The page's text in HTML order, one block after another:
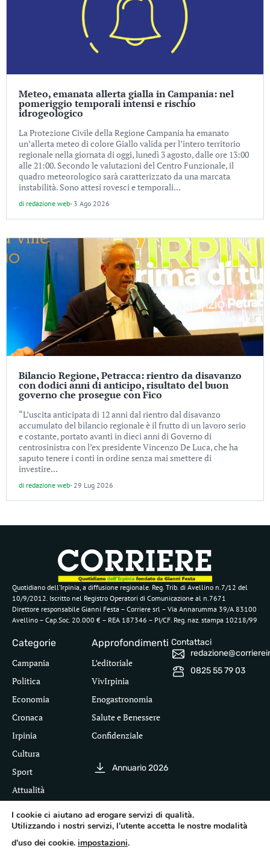
Meteo, emanata allerta gialla in Campania: nel
pomeriggio temporali intensi e rischio
idrogeologico
La Protezione Civile della Regione Campania ha emanato
un’allerta meteo di colore Giallo valida per l’intero territorio
regionale nella giornata di oggi, lunedì 3 agosto, dalle ore 13:00
alle 21:00. Secondo le valutazioni del Centro Funzionale, il
quadro meteorologico sarà caratterizzato da una marcata
instabilità. Sono attesi rovesci e temporali...
di redazione web- 3 Ago 2026
Bilancio Regione, Petracca: rientro da disavanzo
con dodici anni di anticipo, risultato del buon
governo che prosegue con Fico
“L’uscita anticipata di 12 anni dal rientro dal disavanzo
accumulato del bilancio regionale è il frutto di un lavoro serio
e costante, portato avanti in dieci anni di Governo di
centrosinistra con l’ex presidente Vincenzo De Luca, che ha
saputo tenere i conti in ordine senza mai smettere di
investire...
di redazione web- 29 Lug 2026
Quotidiano dell’Irpinia, a diffusione regionale. Reg. Trib. di Avellino n.7/12 del
10/9/2012. Iscritto nel Registro Operatori di Comunicazione al n.7671
Direttore responsabile Gianni Festa – Corriere srl – Via Annarumma 39/A 83100
Avellino – Cap.Soc. 20.000 € – REA 187346 – PI/CF. Reg. naz. stampa 10218/99
Categorie
Campania
Politica
Economia
Cronaca
Irpinia
Cultura
Sport
Attualità
Approfondimenti
L’editoriale
VivIrpinia
Enogastronomia
Salute e Benessere
Confidenziale
Annuario 2026
Contattaci
0825 55 79 03
Segui il Corriere dell'Irpinia
I cookie ci aiutano ad erogare servizi di qualità.
Utilizzando i nostri servizi, l'utente accetta le nostre modalità
d'uso dei cookie. impostazioni.